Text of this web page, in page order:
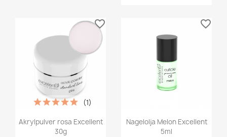
Akrylpulver rosa Excellent
30g
(1)
favorite_border
Nagelolja Melon Excellent
5ml
favorite_border